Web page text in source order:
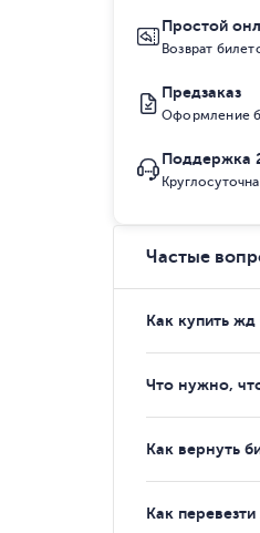
Простой
Возврат
Предзаказ
Оформление
Поддержка
Частые
Как купить жд
Что нужно,
Как вернуть
Как